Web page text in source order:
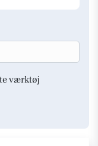
værktøj